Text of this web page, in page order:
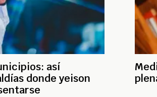
así
donde yeison